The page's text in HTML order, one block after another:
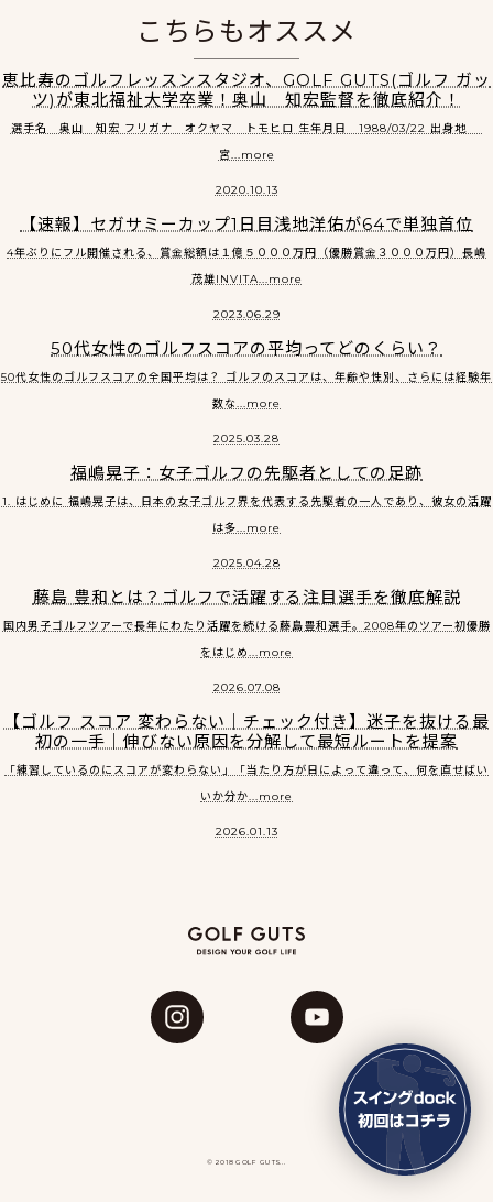
こちらもオススメ
恵比寿のゴルフレッスンスタジオ、GOLF GUTS(ゴルフ ガッ
ツ)が東北福祉大学卒業！奥山 知宏監督を徹底紹介！
選手名 奥山 知宏 フリガナ オクヤマ トモヒロ 生年月日 1988/03/22 出身地
宮...more
2020.10.13
【速報】セガサミーカップ1日目浅地洋佑が64で単独首位
4年ぶりにフル開催される、賞金総額は１億５０００万円（優勝賞金３０００万円）長嶋
茂雄INVITA...more
2023.06.29
50代女性のゴルフスコアの平均ってどのくらい？
50代女性のゴルフスコアの全国平均は？ ゴルフのスコアは、年齢や性別、さらには経験年
数な...more
2025.03.28
福嶋晃子：女子ゴルフの先駆者としての足跡
1. はじめに 福嶋晃子は、日本の女子ゴルフ界を代表する先駆者の一人であり、彼女の活躍
は多...more
2025.04.28
藤島 豊和とは？ゴルフで活躍する注目選手を徹底解説
国内男子ゴルフツアーで長年にわたり活躍を続ける藤島豊和選手。2008年のツアー初優勝
をはじめ...more
2026.07.08
【ゴルフ スコア 変わらない｜チェック付き】迷子を抜ける最
初の一手｜伸びない原因を分解して最短ルートを提案
「練習しているのにスコアが変わらない」「当たり方が日によって違って、何を直せばい
いか分か...more
2026.01.13
© 2018 GOLF GUTS...